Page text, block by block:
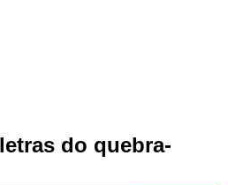
do quebra-